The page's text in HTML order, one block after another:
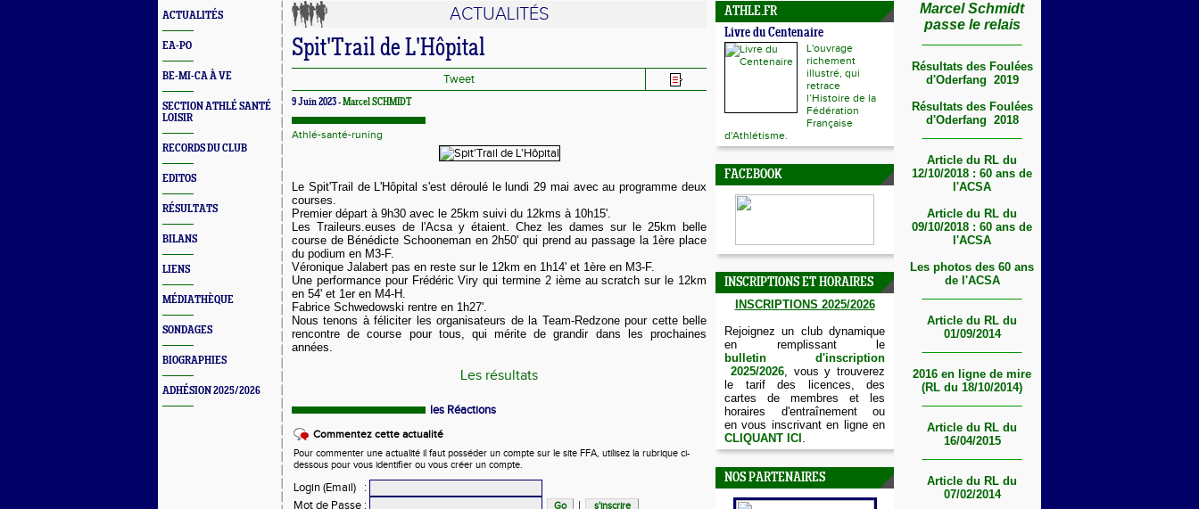
ACTUALITÉS
EA-PO
BE-MI-CA À VE
SECTION ATHLÉ SANTÉ
LOISIR
RECORDS DU CLUB
EDITOS
RÉSULTATS
BILANS
LIENS
MÉDIATHÈQUE
SONDAGES
BIOGRAPHIES
ADHÉSION 2025/2026
ACTUALITÉS
Spit'Trail de L'Hôpital
Tweet
9 Juin 2023 -Marcel SCHMIDT
Athlé-santé-runing
Le Spit'Trail de L'Hôpital s'est déroulé le lundi 29 mai avec au programme deux
courses.
Premier départ à 9h30 avec le 25km suivi du 12kms à 10h15'.
Les Traileurs.euses de l'Acsa y étaient. Chez les dames sur le 25km belle
course de Bénédicte Schooneman en 2h50' qui prend au passage la 1ère place
du podium en M3-F.
Véronique Jalabert pas en reste sur le 12km en 1h14' et 1ère en M3-F.
Une performance pour Frédéric Viry qui termine 2 ième au scratch sur le 12km
en 54' et 1er en M4-H.
Fabrice Schwedowski rentre en 1h27'.
Nous tenons à féliciter les organisateurs de la Team-Redzone pour cette belle
rencontre de course pour tous, qui mérite de grandir dans les prochaines
années.
Les résultats
les Réactions
Commentez cette actualité
Pour commenter une actualité il faut posséder un compte sur le site FFA, utilisez la rubrique ci-
dessous pour vous identifier ou vous créer un compte.
Login (Email)
:
Mot de Passe : |
ATHLE.FR
Livre du Centenaire
L'ouvrage
richement
illustré, qui
retrace
l’Histoire de la
Fédération
Française
d'Athlétisme.
FACEBOOK
INSCRIPTIONS ET HORAIRES
INSCRIPTIONS 2025/2026
Rejoignez un club dynamique
en remplissant le
bulletin d'inscription
2025/2026, vous y trouverez
le tarif des licences, des
cartes de membres et les
horaires d'entraînement ou
en vous inscrivant en ligne en
CLIQUANT ICI .
NOS PARTENAIRES
Marcel Schmidt
passe le relais
Résultats des Foulées
d'Oderfang 2019
Résultats des Foulées
d'Oderfang 2018
Article du RL du
12/10/2018 : 60 ans de
l'ACSA
Article du RL du
09/10/2018 : 60 ans de
l'ACSA
Les photos des 60 ans
de l'ACSA
Article du RL du
01/09/2014
2016 en ligne de mire
(RL du 18/10/2014)
Article du RL du
16/04/2015
Article du RL du
07/02/2014